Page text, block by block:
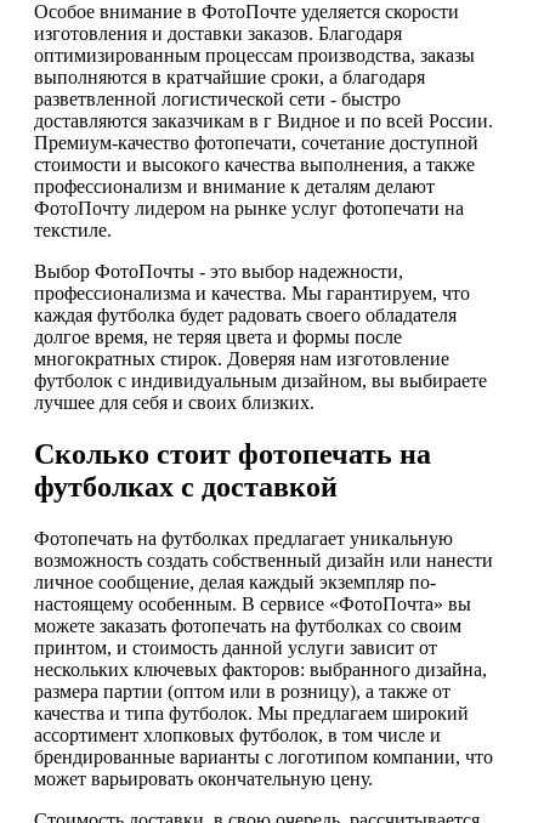
Особое внимание в ФотоПочте уделяется скорости
изготовления и доставки заказов. Благодаря
оптимизированным процессам производства, заказы
выполняются в кратчайшие сроки, а благодаря
разветвленной логистической сети - быстро
доставляются заказчикам в г Видное и по всей России.
Премиум-качество фотопечати, сочетание доступной
стоимости и высокого качества выполнения, а также
профессионализм и внимание к деталям делают
ФотоПочту лидером на рынке услуг фотопечати на
текстиле.
Выбор ФотоПочты - это выбор надежности,
профессионализма и качества. Мы гарантируем, что
каждая футболка будет радовать своего обладателя
долгое время, не теряя цвета и формы после
многократных стирок. Доверяя нам изготовление
футболок с индивидуальным дизайном, вы выбираете
лучшее для себя и своих близких.
Сколько стоит фотопечать на
футболках с доставкой
Фотопечать на футболках предлагает уникальную
возможность создать собственный дизайн или нанести
личное сообщение, делая каждый экземпляр по-
настоящему особенным. В сервисе «ФотоПочта» вы
можете заказать фотопечать на футболках со своим
принтом, и стоимость данной услуги зависит от
нескольких ключевых факторов: выбранного дизайна,
размера партии (оптом или в розницу), а также от
качества и типа футболок. Мы предлагаем широкий
ассортимент хлопковых футболок, в том числе и
брендированные варианты с логотипом компании, что
может варьировать окончательную цену.